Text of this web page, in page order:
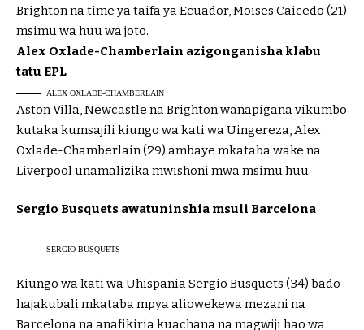
Brighton na time ya taifa ya Ecuador, Moises Caicedo (21)
msimu wa huu wa joto.
Alex Oxlade-Chamberlain azigonganisha klabu
tatu EPL
ALEX OXLADE-CHAMBERLAIN
Aston Villa, Newcastle na Brighton wanapigana vikumbo
kutaka kumsajili kiungo wa kati wa Uingereza, Alex
Oxlade-Chamberlain (29) ambaye mkataba wake na
Liverpool unamalizika mwishoni mwa msimu huu.
Sergio Busquets awatuninshia msuli Barcelona
SERGIO BUSQUETS
Kiungo wa kati wa Uhispania Sergio Busquets (34) bado
hajakubali mkataba mpya aliowekewa mezani na
Barcelona na anafikiria kuachana na magwiji hao wa